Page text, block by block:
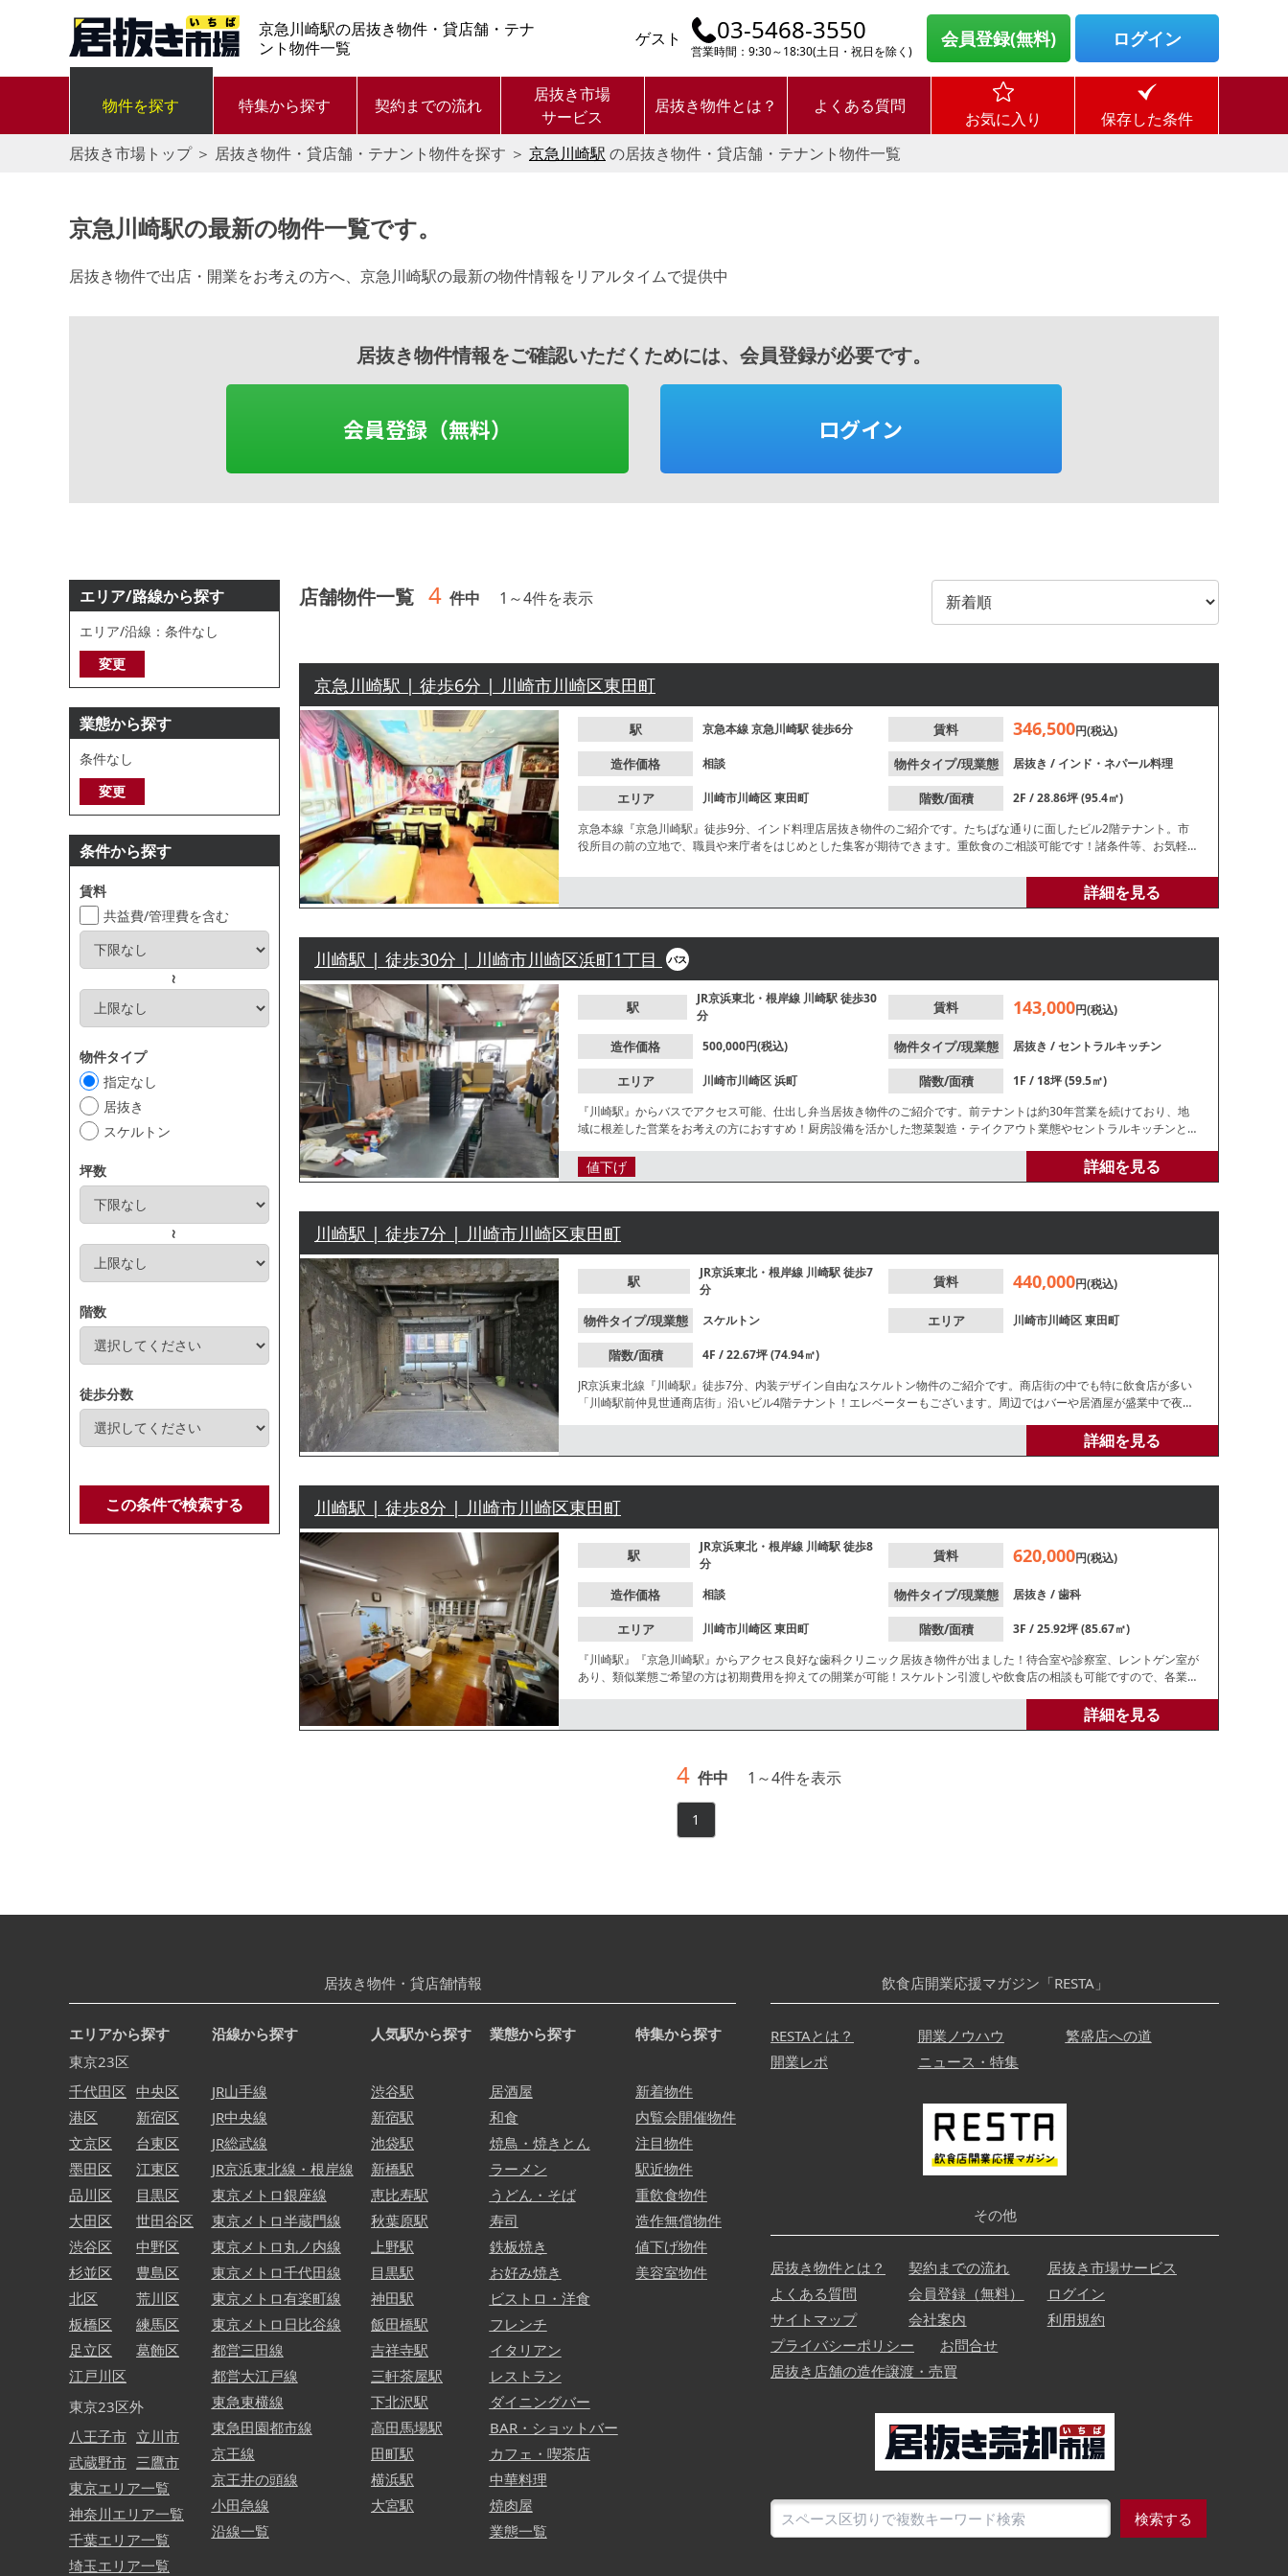
京急川崎駅の居抜き物件・貸店舗・テナ
ント物件一覧
ゲスト 03-5468-3550
営業時間：9:30～18:30(土日・祝日を除く)
会員登録(無料) ログイン
物件を探す 特集から探す 契約までの流れ
居抜き市場
サービス
居抜き物件とは？ よくある質問
お気に入り
保存した条件
居抜き市場トップ＞ 居抜き物件・貸店舗・テナント物件を探す ＞ 京急川崎駅 の居抜き物件・貸店舗・テナント物件一覧
京急川崎駅の最新の物件一覧です。
居抜き物件で出店・開業をお考えの方へ、京急川崎駅の最新の物件情報をリアルタイムで提供中
居抜き物件情報をご確認いただくためには、会員登録が必要です。
会員登録（無料） ログイン
エリア/路線から探す
エリア/沿線：条件なし
変更
業態から探す
条件なし
変更
条件から探す
賃料
共益費/管理費を含む
～
物件タイプ
指定なし
居抜き
スケルトン
坪数
～
階数
徒歩分数
この条件で検索する
店舗物件一覧 4 件中 1 ～4件を表示
京急川崎駅 | 徒歩6分 | 川崎市川崎区東田町
駅 京急本線京急川崎駅徒歩6分 賃料 346,500円(税込)
造作価格 相談 物件タイプ/現業態 居抜き / インド・ネパール料理
エリア 川崎市川崎区東田町 階数/面積
2F / 28.86坪 (95.4㎡)
京急本線『京急川崎駅』徒歩9分、インド料理店居抜き物件のご紹介です。たちばな通りに面したビル2階テナント。市
役所目の前の立地で、職員や来庁者をはじめとした集客が期待できます。重飲食のご相談可能です！諸条件等、お気軽に
詳細を見る
川崎駅 | 徒歩30分 | 川崎市川崎区浜町1丁目 バス
駅
JR京浜東北・根岸線 川崎駅徒歩30
分
賃料 143,000円(税込)
造作価格 500,000円(税込) 物件タイプ/現業態 居抜き /セントラルキッチン
エリア 川崎市川崎区浜町 階数/面積
1F / 18坪 (59.5㎡)
『川崎駅』からバスでアクセス可能、仕出し弁当居抜き物件のご紹介です。前テナントは約30年営業を続けており、地
域に根差した営業をお考えの方におすすめ！厨房設備を活かした惣菜製造・テイクアウト業態やセントラルキッチンとし
値下げ 詳細を見る
川崎駅 | 徒歩7分 | 川崎市川崎区東田町
駅
JR京浜東北・根岸線 川崎駅徒歩7
分
賃料 440,000円(税込)
物件タイプ/現業態 スケルトン エリア 川崎市川崎区東田町
階数/面積
4F / 22.67坪 (74.94㎡)
JR京浜東北線『川崎駅』徒歩7分、内装デザイン自由なスケルトン物件のご紹介です。商店街の中でも特に飲食店が多い
「川崎駅前仲見世通商店街」沿いビル4階テナント！エレベーターもございます。周辺ではバーや居酒屋が盛業中で夜間
詳細を見る
川崎駅 | 徒歩8分 | 川崎市川崎区東田町
駅
JR京浜東北・根岸線 川崎駅徒歩8
分
賃料 620,000円(税込)
造作価格 相談 物件タイプ/現業態 居抜き /歯科
エリア 川崎市川崎区東田町 階数/面積
3F / 25.92坪 (85.67㎡)
『川崎駅』『京急川崎駅』からアクセス良好な歯科クリニック居抜き物件が出ました！待合室や診察室、レントゲン室が
あり、類似業態ご希望の方は初期費用を抑えての開業が可能！スケルトン引渡しや飲食店の相談も可能ですので、各業種
詳細を見る
4 件中 1 ～4件を表示
1
居抜き物件・貸店舗情報
エリアから探す
東京23区
千代田区
港区
文京区
墨田区
品川区
大田区
渋谷区
杉並区
北区
板橋区
足立区
江戸川区
中央区
新宿区
台東区
江東区
目黒区
世田谷区
中野区
豊島区
荒川区
練馬区
葛飾区
東京23区外
八王子市
武蔵野市
立川市
三鷹市
東京エリア一覧
神奈川エリア一覧
千葉エリア一覧
埼玉エリア一覧
沿線から探す
JR山手線
JR中央線
JR総武線
JR京浜東北線・根岸線
東京メトロ銀座線
東京メトロ半蔵門線
東京メトロ丸ノ内線
東京メトロ千代田線
東京メトロ有楽町線
東京メトロ日比谷線
都営三田線
都営大江戸線
東急東横線
東急田園都市線
京王線
京王井の頭線
小田急線
沿線一覧
人気駅から探す
渋谷駅
新宿駅
池袋駅
新橋駅
恵比寿駅
秋葉原駅
上野駅
目黒駅
神田駅
飯田橋駅
吉祥寺駅
三軒茶屋駅
下北沢駅
高田馬場駅
田町駅
横浜駅
大宮駅
業態から探す
居酒屋
和食
焼鳥・焼きとん
ラーメン
うどん・そば
寿司
鉄板焼き
お好み焼き
ビストロ・洋食
フレンチ
イタリアン
レストラン
ダイニングバー
BAR・ショットバー
カフェ・喫茶店
中華料理
焼肉屋
業態一覧
特集から探す
新着物件
内覧会開催物件
注目物件
駅近物件
重飲食物件
造作無償物件
値下げ物件
美容室物件
飲食店開業応援マガジン「RESTA」
RESTAとは？ 開業ノウハウ
繁盛店への道
開業レポ
ニュース・特集
その他
居抜き物件とは？ 契約までの流れ
居抜き市場サービス
よくある質問
会員登録（無料）
ログイン
サイトマップ
会社案内
利用規約
プライバシーポリシー
お問合せ
居抜き店舗の造作譲渡・売買
検索する